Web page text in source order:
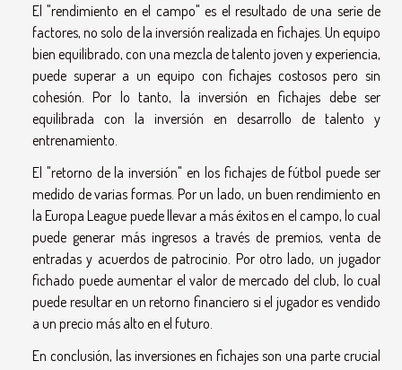
El "rendimiento en el campo" es el resultado de una serie de
factores, no solo de la inversión realizada en fichajes. Un equipo
bien equilibrado, con una mezcla de talento joven y experiencia,
puede superar a un equipo con fichajes costosos pero sin
cohesión. Por lo tanto, la inversión en fichajes debe ser
equilibrada con la inversión en desarrollo de talento y
entrenamiento.
El "retorno de la inversión" en los fichajes de fútbol puede ser
medido de varias formas. Por un lado, un buen rendimiento en
la Europa League puede llevar a más éxitos en el campo, lo cual
puede generar más ingresos a través de premios, venta de
entradas y acuerdos de patrocinio. Por otro lado, un jugador
fichado puede aumentar el valor de mercado del club, lo cual
puede resultar en un retorno financiero si el jugador es vendido
a un precio más alto en el futuro.
En conclusión, las inversiones en fichajes son una parte crucial